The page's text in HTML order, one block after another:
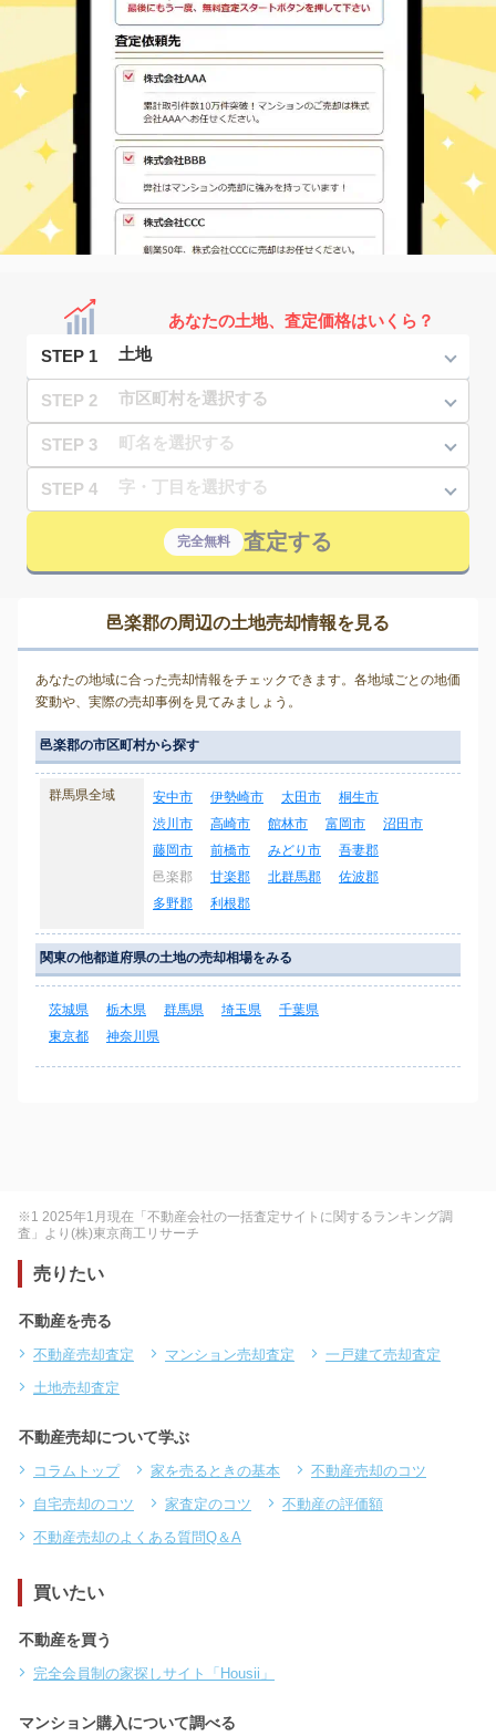
あなたの土地、査定価格はいくら？
STEP 1
STEP 2
STEP 3
STEP 4
完全無料 査定する
邑楽郡の周辺の土地売却情報を見る
あなたの地域に合った売却情報をチェックできます。各地域ごとの地価
変動や、実際の売却事例を見てみましょう。
邑楽郡の市区町村から探す
群馬県全域 安中市 伊勢崎市 太田市
桐生市
渋川市
高崎市 館林市 富岡市
沼田市
藤岡市
前橋市 みどり市
吾妻郡
邑楽郡
甘楽郡 北群馬郡
佐波郡
多野郡
利根郡
関東の他都道府県の土地の売却相場をみる
茨城県 栃木県 群馬県 埼玉県
千葉県
東京都
神奈川県
※1 2025年1月現在「不動産会社の一括査定サイトに関するランキング調
査」より(株)東京商工リサーチ
売りたい
不動産を売る
不動産売却査定 マンション売却査定
一戸建て売却査定
土地売却査定
不動産売却について学ぶ
コラムトップ 家を売るときの基本
不動産売却のコツ
自宅売却のコツ
家査定のコツ
不動産の評価額
不動産売却のよくある質問Q＆A
買いたい
不動産を買う
完全会員制の家探しサイト「Housii」
マンション購入について調べる